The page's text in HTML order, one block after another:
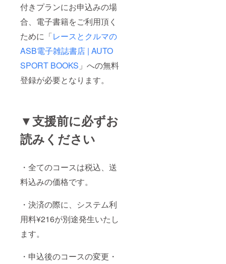
付きプランにお申込みの場
合、電子書籍をご利用頂く
ために「レースとクルマの
ASB電子雑誌書店 | AUTO
SPORT BOOKS 」への無料
登録が必要となります。
▼支援前に必ずお
読みください
・全てのコースは税込、送
料込みの価格です。
・決済の際に、システム利
用料¥216が別途発生いたし
ます。
・申込後のコースの変更・